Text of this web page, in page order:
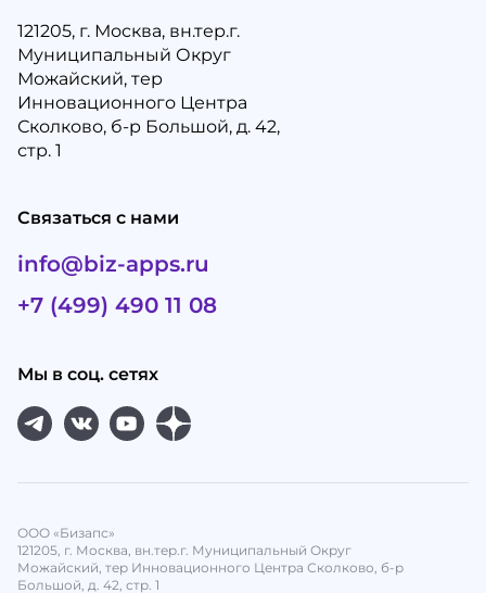
ООО «Бизапс»
121205, г. Москва, вн.тер.г. Муниципальный Округ
Можайский, тер Инновационного Центра Сколково, б-р
Большой, д. 42, стр. 1
121205, г. Москва, вн.тер.г.
Муниципальный Округ
Можайский, тер
Инновационного Центра
Сколково, б-р Большой, д. 42,
стр. 1
Связаться с нами
info@biz-apps.ru
+7 (499) 490 11 08
Мы в соц. сетях